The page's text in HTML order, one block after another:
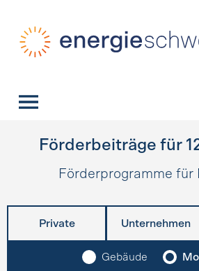
Förderbeiträge für
Förderprogramme
Private Unternehmen
Gebäude